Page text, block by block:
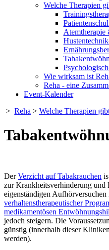
Welche Therapien
Wie wirksam ist
Reha - eine
Event-Kalender
> Reha > Welche Therapien
DerVerzicht auf Tabakrauchen
zur Krankheitsverhinderung
eigenständigen
verhaltenstherapeutischer
medikamentösen
jedoch steigern. Die
günstig (innerhalb dieser
werden).